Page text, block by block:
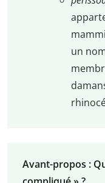
un
Avant-propos :